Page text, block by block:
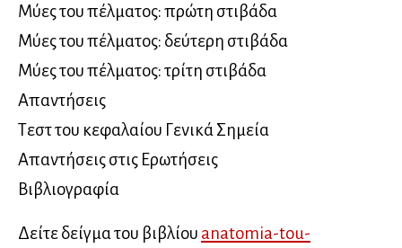
Μύες του πέλματος: πρώτη στιβάδα
Μύες του πέλματος: δεύτερη στιβάδα
Μύες του πέλματος: τρίτη στιβάδα
Απαντήσεις
Τεστ του κεφαλαίου Γενικά Σημεία
Απαντήσεις στις Ερωτήσεις
Βιβλιογραφία
Δείτε δείγμα του βιβλίου anatomia-tou-